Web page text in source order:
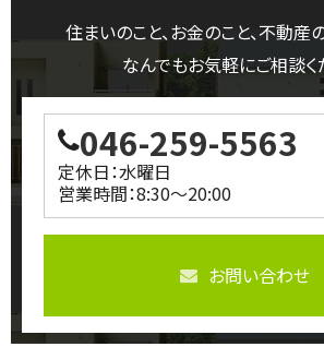
住まいのこと、お金のこと、不動産
なんでもお気軽にご相談く
046-259-5563
定休日：水曜日
営業時間：8:30～20:00
お問い合わせ